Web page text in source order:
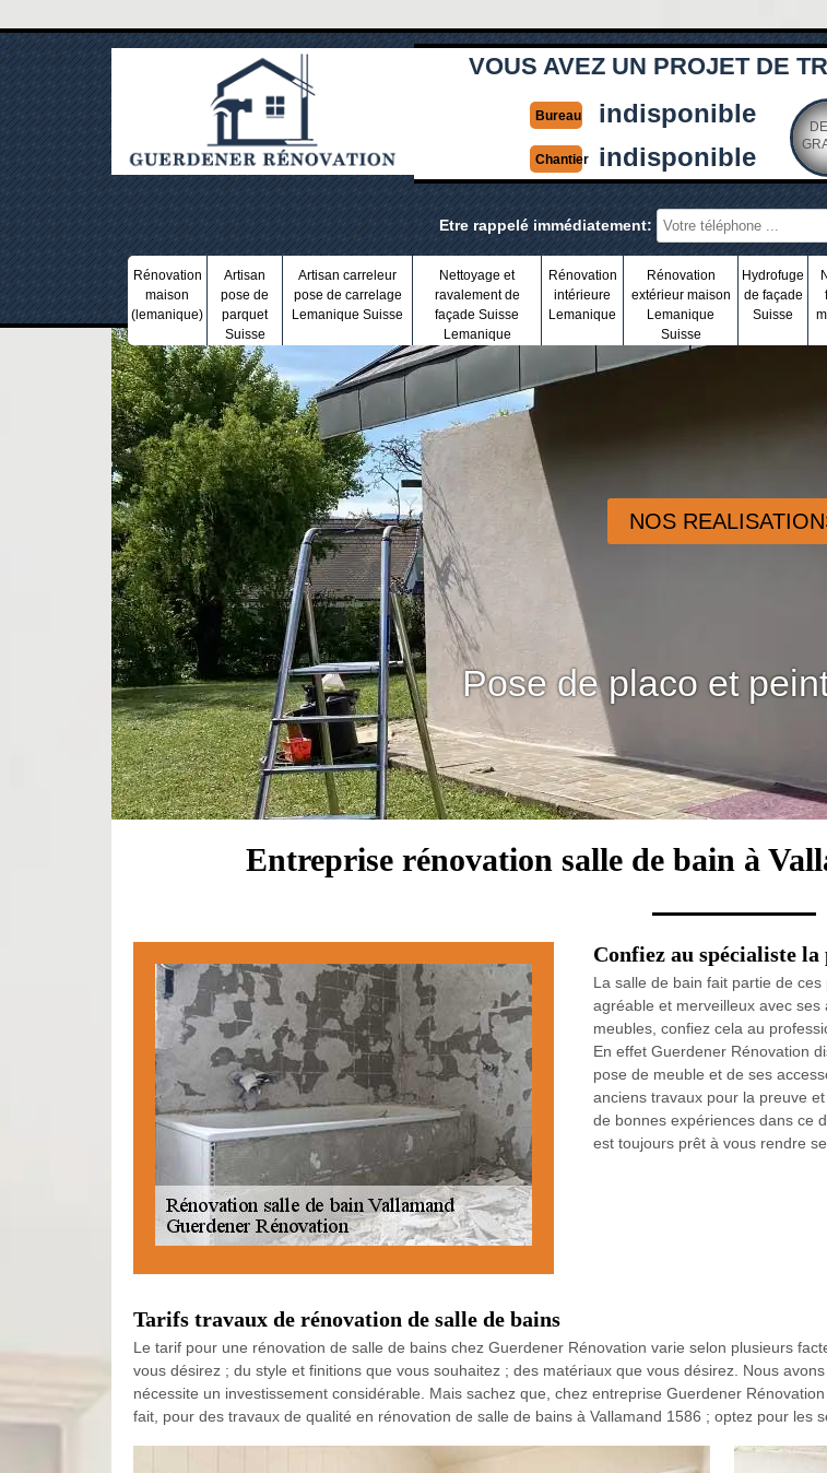
VOUS AVEZ UN PROJET DE
Bureau indisponible
Chantier indisponible
Etre rappelé immédiatement:
Rénovation
maison
(lemanique)
Artisan
pose de
parquet
Suisse
Artisan carreleur
pose de carrelage
Lemanique Suisse
Nettoyage et
ravalement de
façade Suisse
Lemanique
Rénovation
intérieure
Lemanique
Rénovation
extérieur maison
Lemanique
Suisse
Hydrofuge
de façade
Suisse
NOS
Pose de placo et
Entreprise rénovation salle de bain à
Confiez au spécialiste la
La salle de bain fait partie de
agréable et merveilleux avec
meubles, confiez cela au
En effet Guerdener Rénovation
pose de meuble et de ses
anciens travaux pour la preuve
de bonnes expériences dans ce
est toujours prêt à vous rendre
Tarifs travaux de rénovation de salle de bains
Le tarif pour une rénovation de salle de bains chez Guerdener Rénovation varie selon plusieurs
vous désirez ; du style et finitions que vous souhaitez ; des matériaux que vous désirez. Nous
nécessite un investissement considérable. Mais sachez que, chez entreprise Guerdener
fait, pour des travaux de qualité en rénovation de salle de bains à Vallamand 1586 ; optez pour les